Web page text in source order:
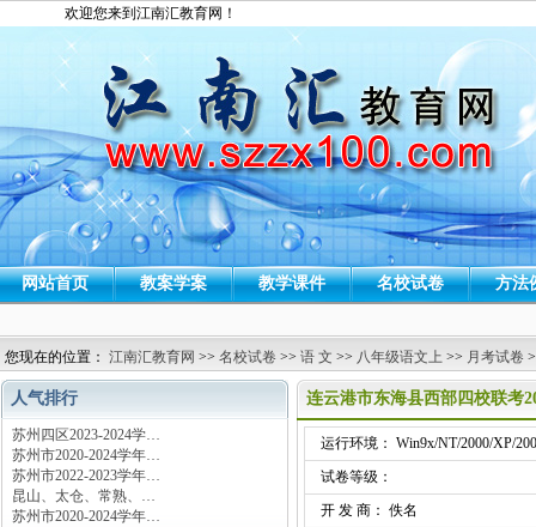
欢迎您来到江南汇教育网！
网站首页 教案学案 教学课件 名校试卷 方法
您现在的位置： 江南汇教育网 >> 名校试卷 >> 语 文 >> 八年级语文上 >> 月考试卷
人气排行
苏州四区2023-2024学…
苏州市2020-2024学年…
苏州市2022-2023学年…
昆山、太仓、常熟、…
苏州市2020-2024学年…
连云港市东海县西部四校联考
运行环境： Win9x/NT/2000/XP/
试卷等级：
开 发 商： 佚名